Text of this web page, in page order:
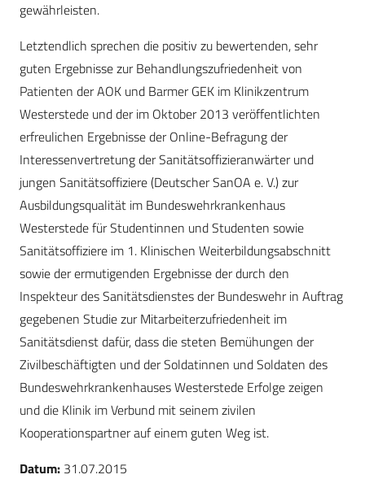
gewährleisten.
Letztendlich sprechen die positiv zu bewertenden, sehr
guten Ergebnisse zur Behandlungszufriedenheit von
Patienten der AOK und Barmer GEK im Klinikzentrum
Westerstede und der im Oktober 2013 veröffentlichten
erfreulichen Ergebnisse der Online-Befragung der
Interessenvertretung der Sanitätsoffizieranwärter und
jungen Sanitätsoffiziere (Deutscher SanOA e. V.) zur
Ausbildungsqualität im Bundeswehrkrankenhaus
Westerstede für Studentinnen und Studenten sowie
Sanitätsoffiziere im 1. Klinischen Weiterbildungsabschnitt
sowie der ermutigenden Ergebnisse der durch den
Inspekteur des Sanitätsdienstes der Bundeswehr in Auftrag
gegebenen Studie zur Mitarbeiterzufriedenheit im
Sanitätsdienst dafür, dass die steten Bemühungen der
Zivilbeschäftigten und der Soldatinnen und Soldaten des
Bundeswehrkrankenhauses Westerstede Erfolge zeigen
und die Klinik im Verbund mit seinem zivilen
Kooperationspartner auf einem guten Weg ist.
Datum: 31.07.2015